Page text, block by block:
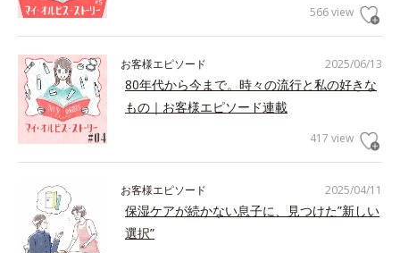
566 view
2025/06/13
お客様エピソード
80年代から今まで。時々の流行と私の好きな
もの｜お客様エピソード連載
417 view
2025/04/11
お客様エピソード
保湿ケアが続かない息子に、見つけた”新しい
選択”